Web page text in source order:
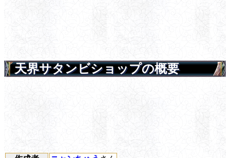
天界サタンビショップの概要